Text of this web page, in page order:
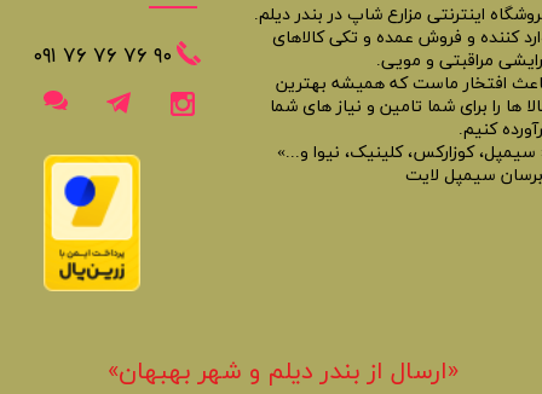
اینترنتی مزارع شاپ در بندر دیلم.
کننده و فروش عمده و تکی کالاهای
مراقبتی و مویی.
افتخار ماست که همیشه بهترین
ها را برای شما تامین و نیاز های شما
کنیم.
سیمپل، کوزارکس، کلینیک، نیوا و...»
سیمپل لایت
​​٩٠ ٧۶ ٧۶ ٧۶ ٠٩١
«​ارسال از بندر دیلم و شهر بهبهان»